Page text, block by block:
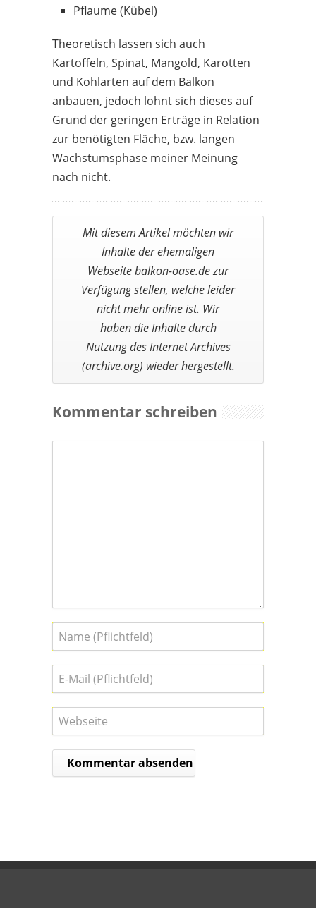
Pflaume (Kübel)
Theoretisch lassen sich auch
Kartoffeln, Spinat, Mangold, Karotten
und Kohlarten auf dem Balkon
anbauen, jedoch lohnt sich dieses auf
Grund der geringen Erträge in Relation
zur benötigten Fläche, bzw. langen
Wachstumsphase meiner Meinung
nach nicht.
Kommentar schreiben